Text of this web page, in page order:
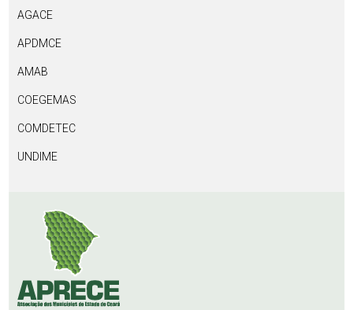
AGACE
APDMCE
AMAB
COEGEMAS
COMDETEC
UNDIME